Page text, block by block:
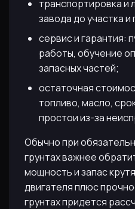
транспортировка и
завода до участка
сервис и гарантия:
работы, обучение
запасных частей;
остаточная
топливо, масло,
простои из-за
Обычно при
грунтах важнее
мощность и запас
двигателя плюс
грунтах придется